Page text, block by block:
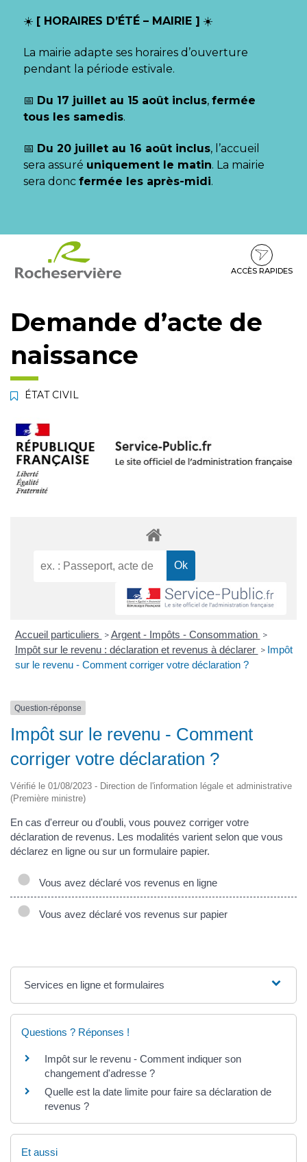
☀️ [ HORAIRES D’ÉTÉ – MAIRIE ] ☀️
La mairie adapte ses horaires d’ouverture
pendant la période estivale.
📅 Du 17 juillet au 15 août inclus, fermée
tous les samedis.
📅 Du 20 juillet au 16 août inclus, l’accueil
sera assuré uniquement le matin. La mairie
sera donc fermée les après-midi.
contenu
pied
ACCÈS RAPIDES
Demande d’acte de
naissance
ÉTAT CIVIL
Accueil particuliers > Argent - Impôts - Consommation >
Impôt sur le revenu : déclaration et revenus à déclarer > Impôt
sur le revenu - Comment corriger votre déclaration ?
Question-réponse
Impôt sur le revenu - Comment
corriger votre déclaration ?
Vérifié le 01/08/2023 - Direction de l'information légale et administrative
(Première ministre)
En cas d'erreur ou d'oubli, vous pouvez corriger votre
déclaration de revenus. Les modalités varient selon que vous
déclarez en ligne ou sur un formulaire papier.
Vous avez déclaré vos revenus en ligne
Vous avez déclaré vos revenus sur papier
Services en ligne et formulaires
Questions ? Réponses !
Impôt sur le revenu - Comment indiquer son
changement d'adresse ?
Quelle est la date limite pour faire sa déclaration de
revenus ?
Et aussi